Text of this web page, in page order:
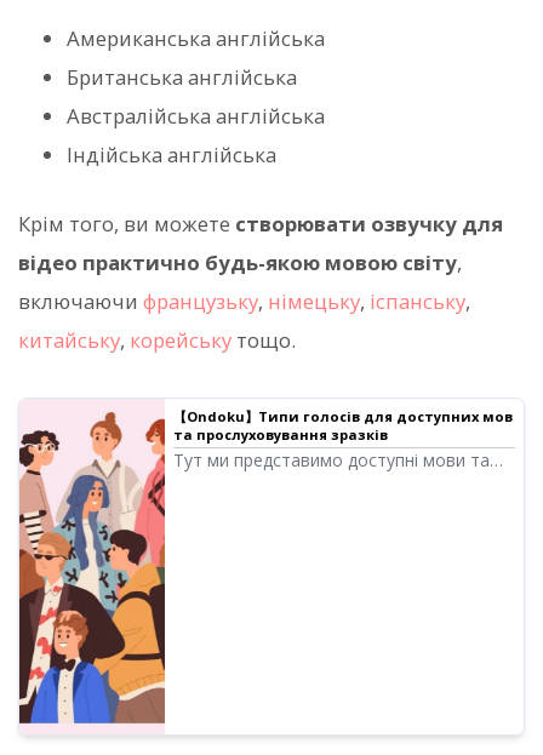
Американська англійська
Британська англійська
Австралійська англійська
Індійська англійська
Крім того, ви можете створювати озвучку для
відео практично будь-якою мовою світу,
включаючи французьку, німецьку, іспанську,
китайську, корейську тощо.
【Ondoku】Типи голосів для доступних мов
та прослуховування зразків
Тут ми представимо доступні мови та